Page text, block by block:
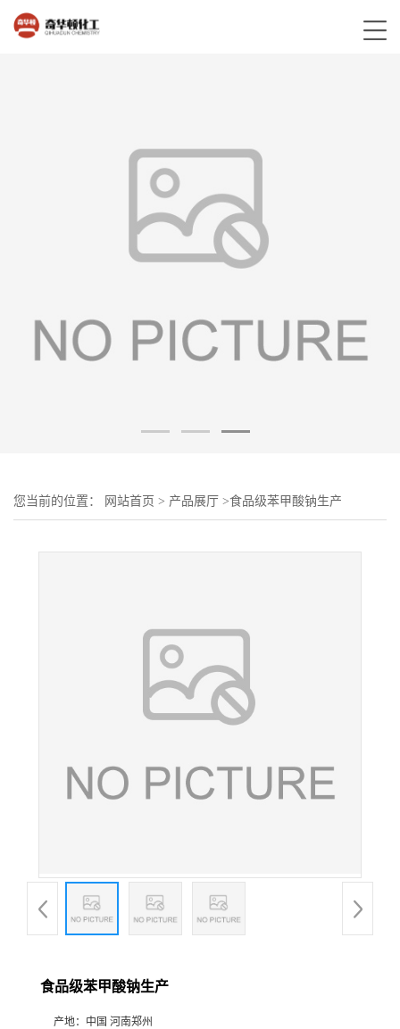
您当前的位置： 网站首页 > 产品展厅 >食品级苯甲酸钠生产
食品级苯甲酸钠生产
产地： 中国 河南郑州